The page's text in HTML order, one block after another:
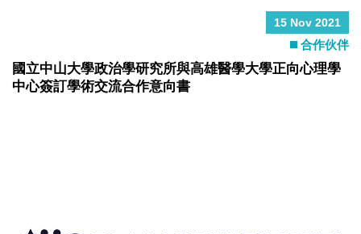
15 Nov 2021
合作伙伴
國立中山大學政治學研究所與高雄醫學大學正向心理學
中心簽訂學術交流合作意向書